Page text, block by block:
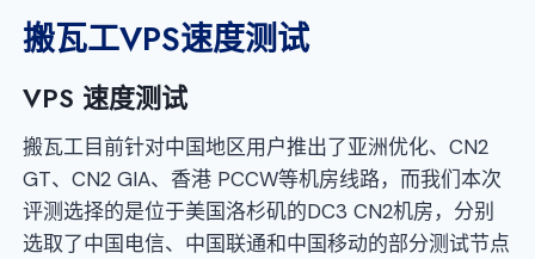
搬瓦工VPS速度测试
VPS 速度测试
搬瓦工目前针对中国地区用户推出了亚洲优化、CN2
GT、CN2 GIA、香港 PCCW等机房线路，而我们本次
评测选择的是位于美国洛杉矶的DC3 CN2机房，分别
选取了中国电信、中国联通和中国移动的部分测试节点